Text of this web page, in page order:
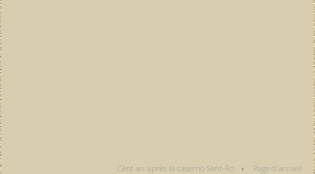
Cènt an après la caserno Sant-Ro Page d'accueil